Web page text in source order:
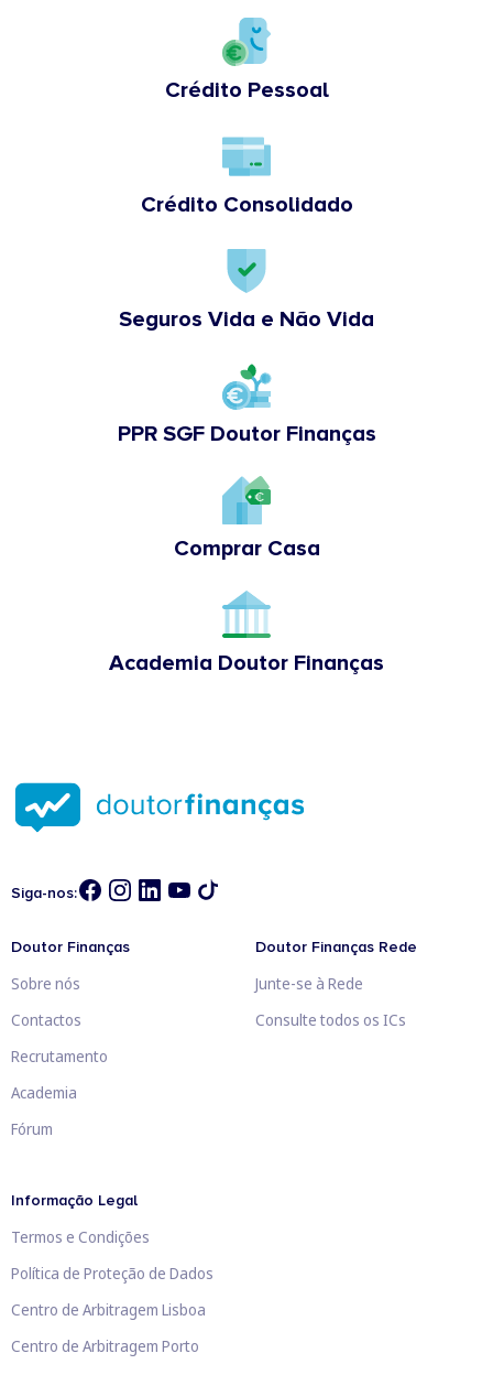
Crédito Pessoal
Crédito Consolidado
Seguros Vida e Não Vida
PPR SGF Doutor Finanças
Comprar Casa
Academia Doutor Finanças
Siga-nos:
Doutor Finanças
Sobre nós
Contactos
Recrutamento
Academia
Fórum
Doutor Finanças Rede
Junte-se à Rede
Consulte todos os ICs
Informação Legal
Termos e Condições
Política de Proteção de Dados
Centro de Arbitragem Lisboa
Centro de Arbitragem Porto